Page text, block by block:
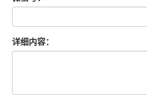
详细内容：